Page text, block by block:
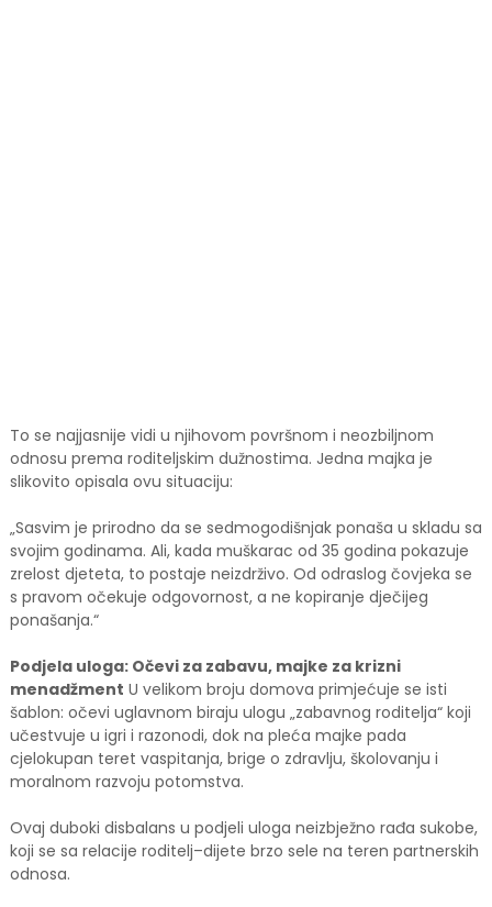
To se najjasnije vidi u njihovom površnom i neozbiljnom
odnosu prema roditeljskim dužnostima. Jedna majka je
slikovito opisala ovu situaciju:
„Sasvim je prirodno da se sedmogodišnjak ponaša u skladu sa
svojim godinama. Ali, kada muškarac od 35 godina pokazuje
zrelost djeteta, to postaje neizdrživo. Od odraslog čovjeka se
s pravom očekuje odgovornost, a ne kopiranje dječijeg
ponašanja.“
Podjela uloga: Očevi za zabavu, majke za krizni
menadžment U velikom broju domova primjećuje se isti
šablon: očevi uglavnom biraju ulogu „zabavnog roditelja“ koji
učestvuje u igri i razonodi, dok na pleća majke pada
cjelokupan teret vaspitanja, brige o zdravlju, školovanju i
moralnom razvoju potomstva.
Ovaj duboki disbalans u podjeli uloga neizbježno rađa sukobe,
koji se sa relacije roditelj–dijete brzo sele na teren partnerskih
odnosa.